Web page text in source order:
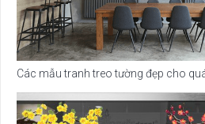
Các mẫu tranh treo tường đẹp cho